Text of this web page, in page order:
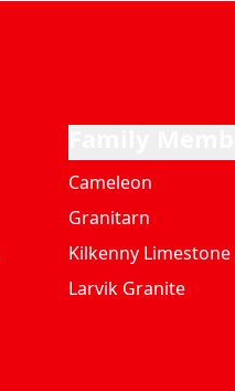
Cameleon
Granitarn
Kilkenny Limestone
Larvik Granite